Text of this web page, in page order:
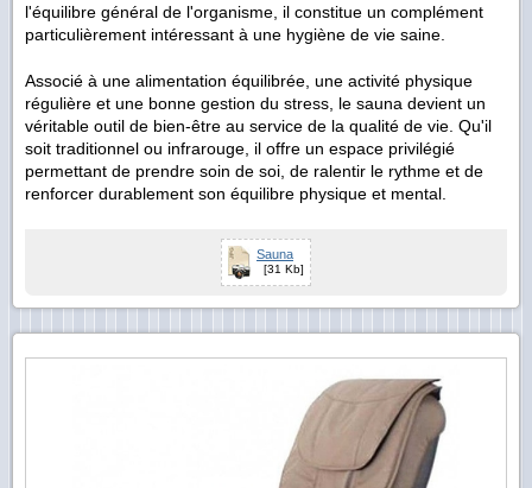
l'équilibre général de l'organisme, il constitue un complément
particulièrement intéressant à une hygiène de vie saine.
Associé à une alimentation équilibrée, une activité physique
régulière et une bonne gestion du stress, le sauna devient un
véritable outil de bien-être au service de la qualité de vie. Qu'il
soit traditionnel ou infrarouge, il offre un espace privilégié
permettant de prendre soin de soi, de ralentir le rythme et de
renforcer durablement son équilibre physique et mental.
Sauna
[31 Kb]